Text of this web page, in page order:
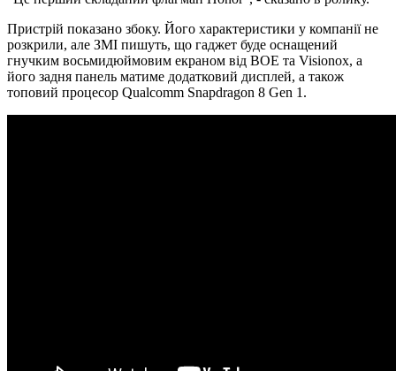
Пристрій показано збоку. Його характеристики у компанії не
розкрили, але ЗМІ пишуть, що гаджет буде оснащений
гнучким восьмидюймовим екраном від BOE та Visionox, а
його задня панель матиме додатковий дисплей, а також
топовий процесор Qualcomm Snapdragon 8 Gen 1.